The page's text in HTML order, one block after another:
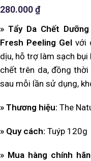
280.000₫
» Tẩy Da Chết
Fresh Peeling Gelvới
dịu, hỗ trợ làm sạch bụi
chết trên da, đồng
sau mỗi lần sử dụng,
» Thương hiệu: The
» Quy cách: Tuýp 120g
» Mua hàng chính